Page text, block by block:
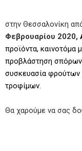
στην Θεσσαλονίκη
Φεβρουαρίου 2020,
προϊόντα, καινοτόμα
προβλάστηση σπόρων
συσκευασία φρούτων
τροφίμων.
Θα χαρούμε να σας